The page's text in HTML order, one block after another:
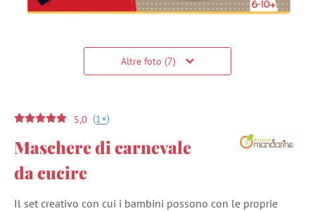
Altre foto (7)
5,0 (1+)
Maschere di carnevale
da cucire
Il set creativo con cui i bambini possono con le proprie